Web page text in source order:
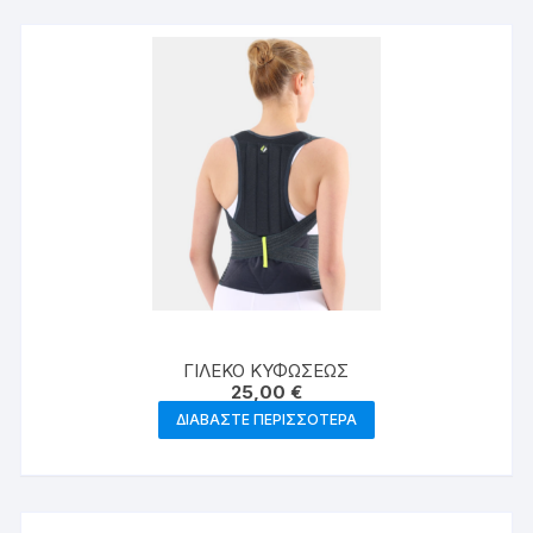
ΓΙΛΕΚΟ ΚΥΦΩΣΕΩΣ
25,00 €
ΔΙΑΒΆΣΤΕ ΠΕΡΙΣΣΌΤΕΡΑ